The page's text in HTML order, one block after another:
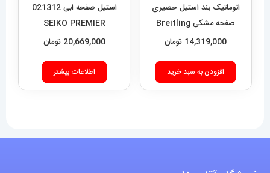
اتوماتیک بند استیل حصیری
صفحه مشکی Breitling
Super Ocean 020955
14,319,000 تومان
افزودن به سبد خرید
استیل صفحه ابی 021312
SEIKO PREMIER
20,669,000 تومان
اطلاعات بیشتر